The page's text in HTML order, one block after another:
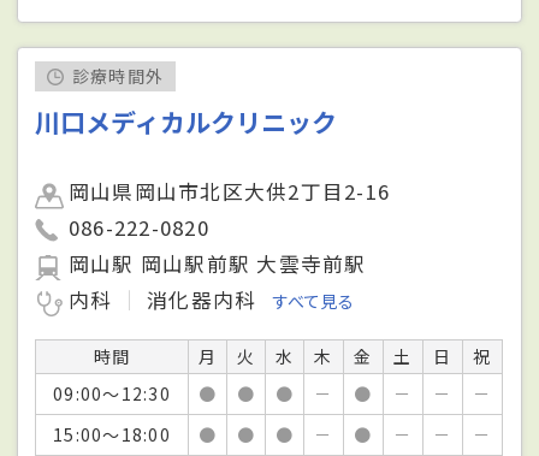
診療時間外
川口メディカルクリニック
岡山県岡山市北区大供2丁目2-16
086-222-0820
岡山駅 岡山駅前駅 大雲寺前駅
内科
消化器内科 すべて見る
時間 月 火 水 木 金 土 日
祝
09:00～12:30
● ● ● － ● － －
－
15:00～18:00
● ● ● － ● － － －